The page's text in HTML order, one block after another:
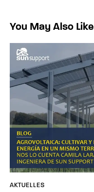
You May Also Like
AKTUELLES